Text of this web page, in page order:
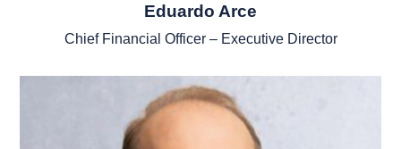
Eduardo Arce
Chief Financial Officer – Executive Director